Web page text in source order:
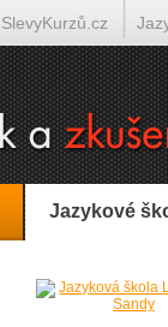
Jazykové
SlevyKurzů.cz
Tlumočení-